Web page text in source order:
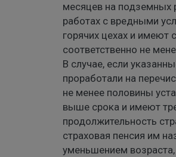
месяцев на подземных
работах с вредными
горячих цехах и имеют
соответственно не
В случае, если
проработали на
не менее половины
выше срока и имеют
продолжительность
страховая пенсия им
уменьшением возраста,